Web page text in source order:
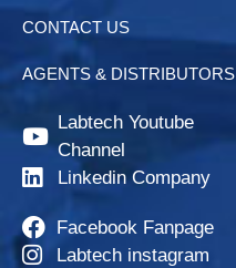
CONTACT US
AGENTS & DISTRIBUTORS
Labtech Youtube
Channel
Linkedin Company
Facebook Fanpage
Labtech instagram